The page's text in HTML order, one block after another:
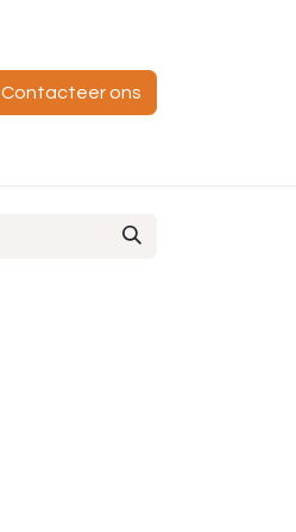
Contacteer ons